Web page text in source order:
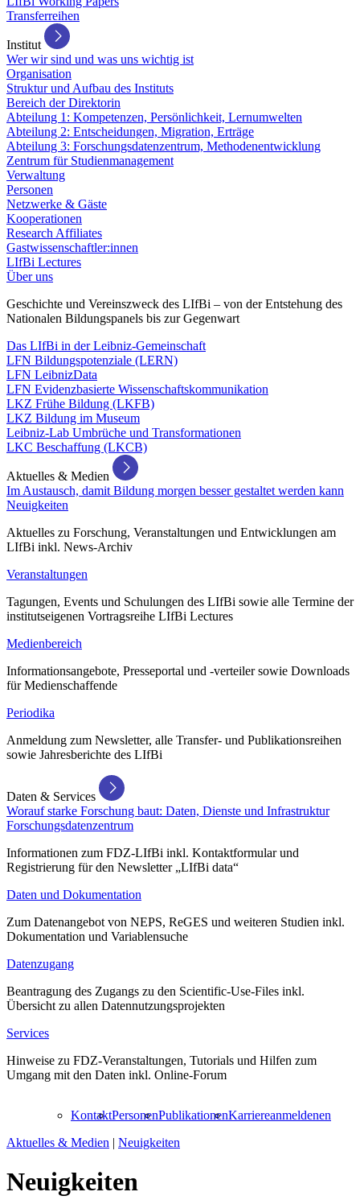
Transferreihen
Institut
Wer wir sind und was uns wichtig ist
Organisation
Struktur und Aufbau des Instituts
Bereich der Direktorin
Abteilung 1: Kompetenzen, Persönlichkeit, Lernumwelten
Abteilung 2: Entscheidungen, Migration, Erträge
Abteilung 3: Forschungsdatenzentrum, Methodenentwicklung
Zentrum für Studienmanagement
Verwaltung
Personen
Netzwerke & Gäste
Kooperationen
Research Affiliates
Gastwissenschaftler:innen
LIfBi Lectures
Über uns
Geschichte und Vereinszweck des LIfBi – von der Entstehung des
Nationalen Bildungspanels bis zur Gegenwart
Das LIfBi in der Leibniz-Gemeinschaft
LFN Bildungspotenziale (LERN)
LFN LeibnizData
LFN Evidenzbasierte Wissenschaftskommunikation
LKZ Frühe Bildung (LKFB)
LKZ Bildung im Museum
Leibniz-Lab Umbrüche und Transformationen
LKC Beschaffung (LKCB)
Aktuelles & Medien
Im Austausch, damit Bildung morgen besser gestaltet werden kann
Neuigkeiten
Aktuelles zu Forschung, Veranstaltungen und Entwicklungen am
LIfBi inkl. News-Archiv
Veranstaltungen
Tagungen, Events und Schulungen des LIfBi sowie alle Termine der
institutseigenen Vortragsreihe LIfBi Lectures
Medienbereich
Informationsangebote, Presseportal und -verteiler sowie Downloads
für Medienschaffende
Periodika
Anmeldung zum Newsletter, alle Transfer- und Publikationsreihen
sowie Jahresberichte des LIfBi
Daten & Services
Worauf starke Forschung baut: Daten, Dienste und Infrastruktur
Forschungsdatenzentrum
Informationen zum FDZ-LIfBi inkl. Kontaktformular und
Registrierung für den Newsletter „LIfBi data“
Daten und Dokumentation
Zum Datenangebot von NEPS, ReGES und weiteren Studien inkl.
Dokumentation und Variablensuche
Datenzugang
Beantragung des Zugangs zu den Scientific-Use-Files inkl.
Übersicht zu allen Datennutzungsprojekten
Services
Hinweise zu FDZ-Veranstaltungen, Tutorials und Hilfen zum
Umgang mit den Daten inkl. Online-Forum
KontaktPersonenPublikationenKarriereanmeldenen
Aktuelles & Medien | Neuigkeiten
Neuigkeiten